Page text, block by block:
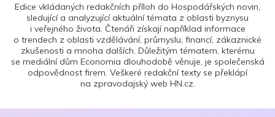
Edice vkládaných redakčních příloh do Hospodářských novin,
sledující a analyzující aktuální témata z oblasti byznysu
i veřejného života. Čtenáři získají například informace
o trendech z oblasti vzdělávání, průmyslu, financí, zákaznické
zkušenosti a mnoha dalších. Důležitým tématem, kterému
se mediální dům Economia dlouhodobě věnuje, je společenská
odpovědnost firem. Veškeré redakční texty se překlápí
na zpravodajský web HN.cz.